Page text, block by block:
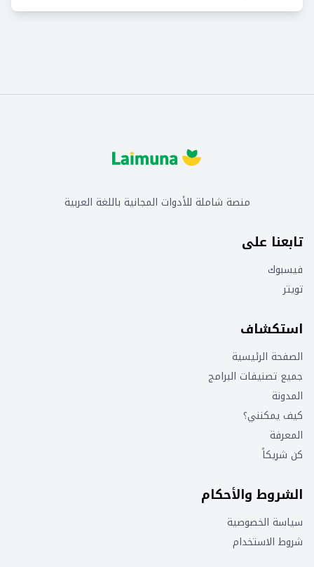
منصة شاملة للأدوات المجانية باللغة العربية
تابعنا على
فيسبوك
تويتر
استكشاف
الصفحة الرئيسية
جميع تصنيفات البرامج
المدونة
كيف يمكنني؟
المعرفة
كن شريكاً
الشروط والأحكام
سياسة الخصوصية
شروط الاستخدام